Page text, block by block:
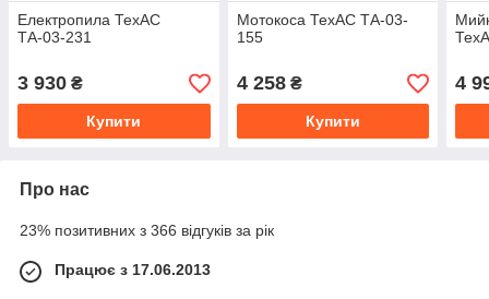
Електропила ТехАС
ТА-03-231
3 930 ₴
Купити
Мотокоса ТехАС ТА-03-
155
4 258₴
Купити
4
Про нас
23% позитивних з 366 відгуків за рік
Працює з 17.06.2013